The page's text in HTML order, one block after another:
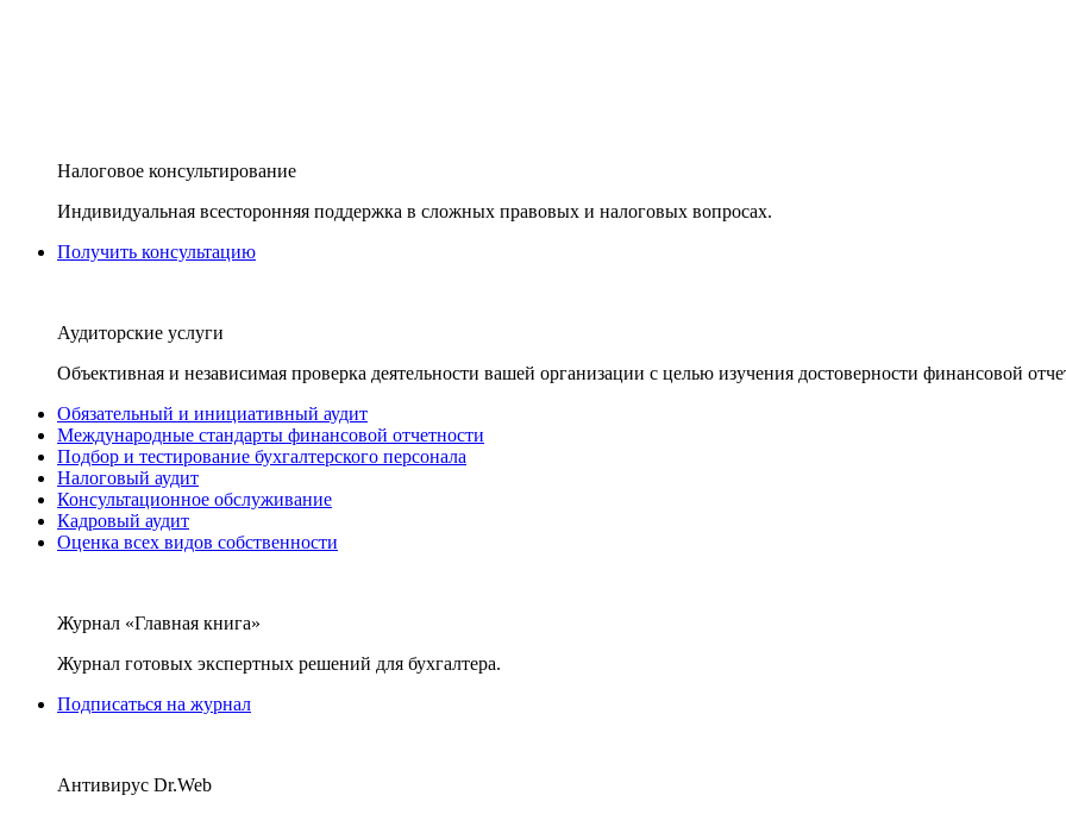
Налоговое консультирование
Индивидуальная всесторонняя поддержка в сложных правовых и налоговых вопросах.
Получить консультацию
Аудиторские услуги
Объективная и независимая проверка деятельности вашей организации с целью изучения достоверности финансовой
Обязательный и инициативный аудит
Международные стандарты финансовой отчетности
Подбор и тестирование бухгалтерского персонала
Налоговый аудит
Консультационное обслуживание
Кадровый аудит
Оценка всех видов собственности
Журнал «Главная книга»
Журнал готовых экспертных решений для бухгалтера.
Подписаться на журнал
Антивирус Dr.Web